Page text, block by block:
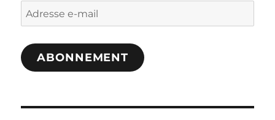
Adresse
e-
mail
ABONNEMENT